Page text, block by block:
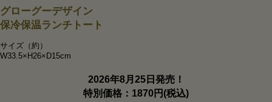
グローグーデザイン
保冷保温ランチトート
サイズ（約）
W33.5×H26×D15cm
2026年8月25日発売！
特別価格：1870円(税込)